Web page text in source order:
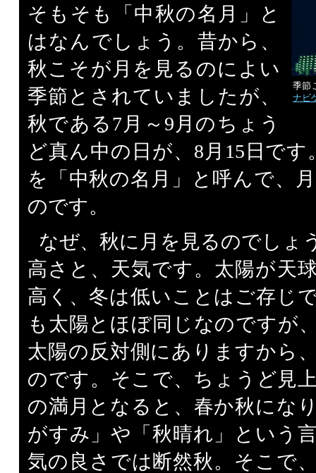
季節
ナビ
そもそも「中秋の名月」と
はなんでしょう。昔から、
秋こそが月を見るのによい
季節とされていましたが、
秋である7月～9月のちょう
ど真ん中の日が、8月15日で
を「中秋の名月」と呼んで、
のです。
なぜ、秋に月を見るのでしょ
高さと、天気です。太陽が天
高く、冬は低いことはご存じ
も太陽とほぼ同じなのですが
太陽の反対側にありますから
のです。そこで、ちょうど見
の満月となると、春か秋にな
がすみ」や「秋晴れ」という
気の良さでは断然秋。そこで